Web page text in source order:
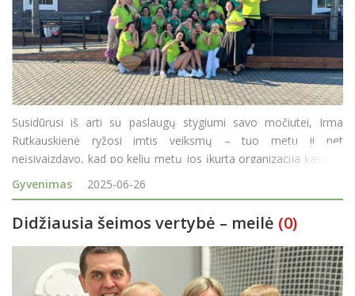
Susidūrusi iš arti su paslaugų stygiumi savo močiutei, Irma
Rutkauskienė ryžosi imtis veiksmų – tuo metu ji net
neįsivaizdavo, kad po kelių metų jos įkurta organizacija kasdien
pasieks daugiau nei 200 žmonių. Per mažiau nei trejus metus
Rokiškyje gimusi iniciatyva išsiplėt
Gyvenimas 2025-06-26
Didžiausia šeimos vertybė – meilė (0)